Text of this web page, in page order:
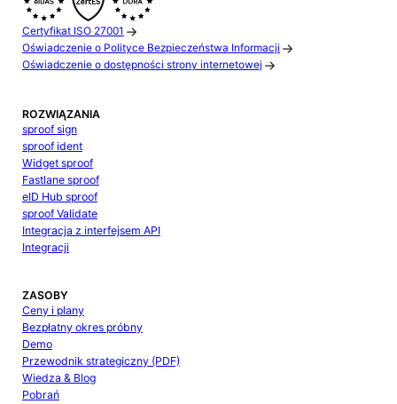
Certyfikat ISO 27001
Oświadczenie o Polityce Bezpieczeństwa Informacji
Oświadczenie o dostępności strony internetowej
ROZWIĄZANIA
sproof sign
sproof ident
Widget sproof
Fastlane sproof
eID Hub sproof
sproof Validate
Integracja z interfejsem API
Integracji
ZASOBY
Ceny i plany
Bezpłatny okres próbny
Demo
Przewodnik strategiczny (PDF)
Wiedza & Blog
Pobrań